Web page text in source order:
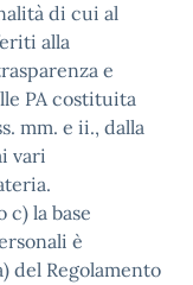
di cui al
alla
e
PA costituita
mm. e ii., dalla
vari
la base
è
del Regolamento